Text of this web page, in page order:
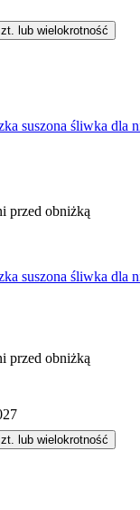
lub wielokrotność
suszona śliwka dla
przed obniżką
suszona śliwka dla
przed obniżką
lub wielokrotność